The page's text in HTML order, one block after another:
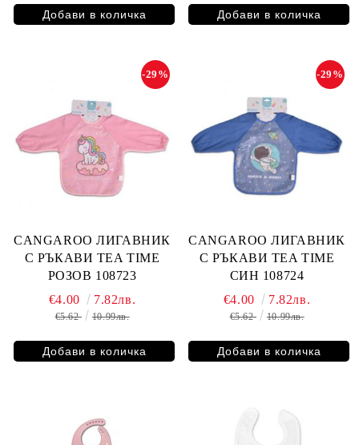
CANGAROO ЛИГАВНИК
С РЪКАВИ TEA TIME
РОЗОВ 108723
-29%
€4.00 7.82лв.
€5.62 10.99лв.
CANGAROO ЛИГАВНИК
С РЪКАВИ TEA TIME
СИН 108724
-29%
€4.00 7.82лв.
€5.62 10.99лв.